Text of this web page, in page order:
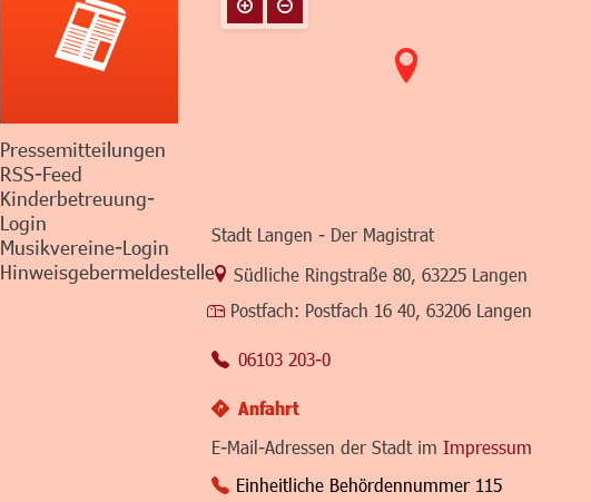
Pressemitteilungen
RSS-Feed
Kinderbetreuung-
Login
Musikvereine-Login
Hinweisgebermeldestelle
Stadt Langen - Der Magistrat
Link zur Google-Maps Navigation
Südliche Ringstraße 80, 63225 Langen
Postfach: Postfach 16 40, 63206 Langen
06103 203-0
Anfahrt
E-Mail-Adressen der Stadt im Impressum
Einheitliche Behördennummer 115